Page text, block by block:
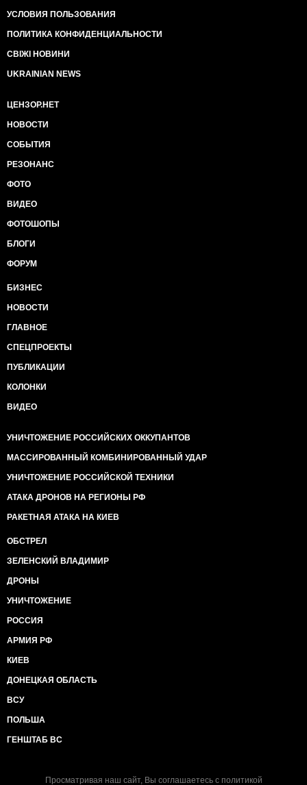
УСЛОВИЯ ПОЛЬЗОВАНИЯ
ПОЛИТИКА КОНФИДЕНЦИАЛЬНОСТИ
СВІЖІ НОВИНИ
UKRAINIAN NEWS
ЦЕНЗОР.НЕТ
НОВОСТИ
СОБЫТИЯ
РЕЗОНАНС
ФОТО
ВИДЕО
ФОТОШОПЫ
БЛОГИ
ФОРУМ
БИЗНЕС
НОВОСТИ
ГЛАВНОЕ
СПЕЦПРОЕКТЫ
ПУБЛИКАЦИИ
КОЛОНКИ
ВИДЕО
УНИЧТОЖЕНИЕ РОССИЙСКИХ ОККУПАНТОВ
МАССИРОВАННЫЙ КОМБИНИРОВАННЫЙ УДАР
УНИЧТОЖЕНИЕ РОССИЙСКОЙ ТЕХНИКИ
АТАКА ДРОНОВ НА РЕГИОНЫ РФ
РАКЕТНАЯ АТАКА НА КИЕВ
ОБСТРЕЛ
ЗЕЛЕНСКИЙ ВЛАДИМИР
ДРОНЫ
УНИЧТОЖЕНИЕ
РОССИЯ
АРМИЯ РФ
КИЕВ
ДОНЕЦКАЯ ОБЛАСТЬ
ВСУ
ПОЛЬША
ГЕНШТАБ ВС
Просматривая наш сайт, Вы соглашаетесь с политикой